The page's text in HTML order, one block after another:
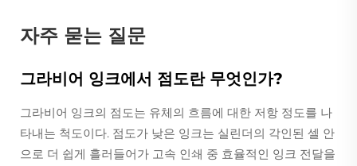
자주 묻는 질문
그라비어 잉크에서 점도란 무엇인가?
그라비어 잉크의 점도는 유체의 흐름에 대한 저항 정도를 나
타내는 척도이다. 점도가 낮은 잉크는 실린더의 각인된 셀 안
으로 더 쉽게 흘러들어가 고속 인쇄 중 효율적인 잉크 전달을